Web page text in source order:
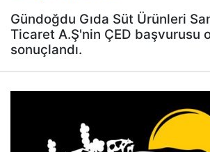
Gündoğdu Gıda Süt Ürünleri
Ticaret A.Ş'nin ÇED başvurusu
sonuçlandı.